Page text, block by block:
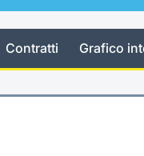
Contratti Grafico